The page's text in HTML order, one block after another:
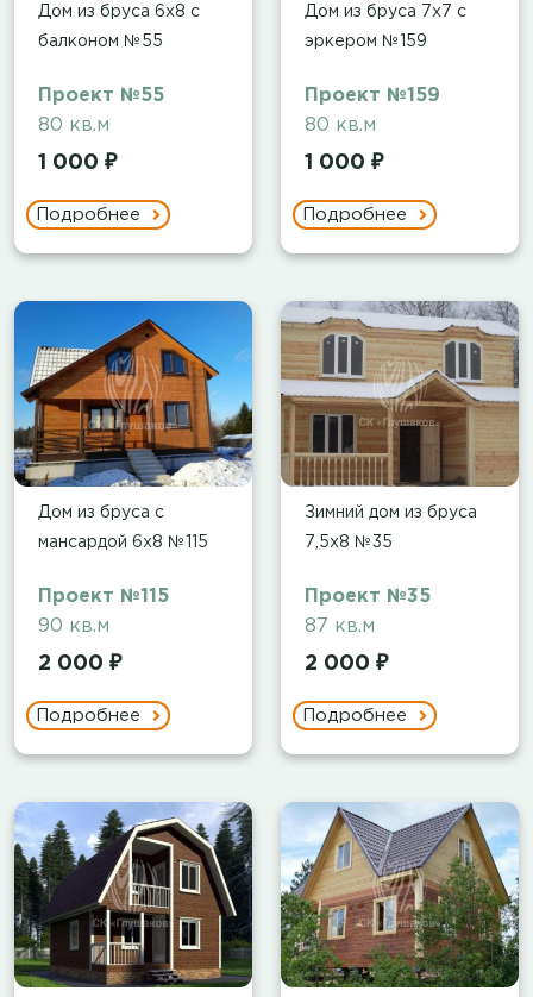
Дом из бруса 6х8 с
балконом №55
Проект №55
80 кв.м
1 000 ₽
Подробнее
Дом из бруса 7х7 с
эркером №159
Проект №159
80 кв.м
1 000 ₽
Подробнее
Дом из бруса с
мансардой 6х8 №115
Проект №115
90 кв.м
2 000 ₽
Подробнее
Зимний дом из бруса
7,5х8 №35
Проект №35
87 кв.м
2 000 ₽
Подробнее